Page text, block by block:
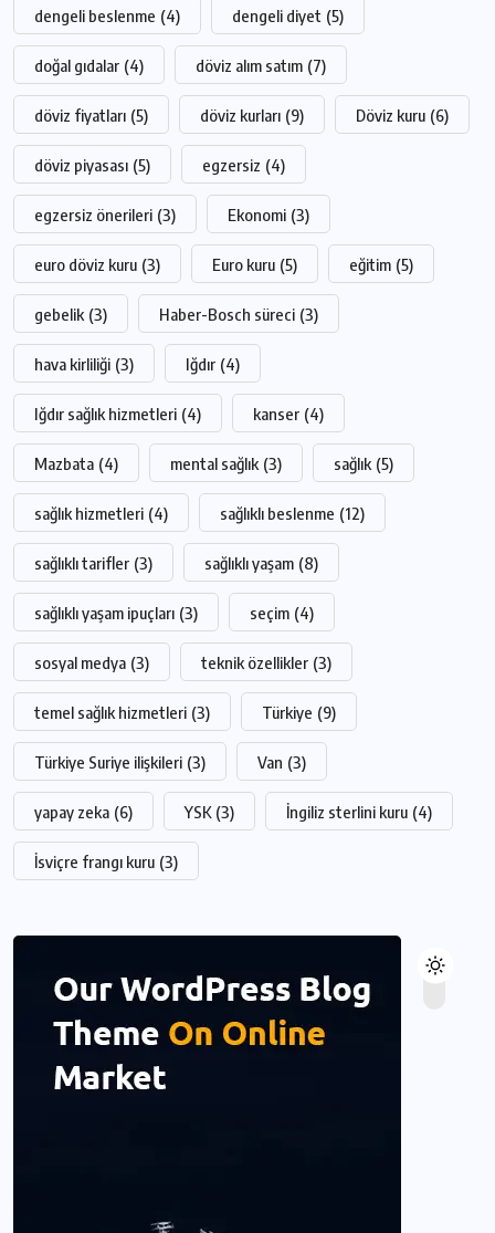
dengeli beslenme (4) dengeli diyet (5)
doğal gıdalar (4) döviz alım satım (7)
döviz fiyatları (5) döviz kurları (9) Döviz kuru (6)
döviz piyasası (5) egzersiz (4)
egzersiz önerileri (3) Ekonomi (3)
euro döviz kuru (3) Euro kuru (5) eğitim (5)
gebelik (3) Haber-Bosch süreci (3)
hava kirliliği (3) Iğdır (4)
Iğdır sağlık hizmetleri (4) kanser (4)
Mazbata (4) mental sağlık (3) sağlık (5)
sağlık hizmetleri (4) sağlıklı beslenme (12)
sağlıklı tarifler (3) sağlıklı yaşam (8)
sağlıklı yaşam ipuçları (3) seçim (4)
sosyal medya (3) teknik özellikler (3)
temel sağlık hizmetleri (3) Türkiye (9)
Türkiye Suriye ilişkileri (3) Van (3)
yapay zeka (6) YSK (3) İngiliz sterlini kuru (4)
İsviçre frangı kuru (3)